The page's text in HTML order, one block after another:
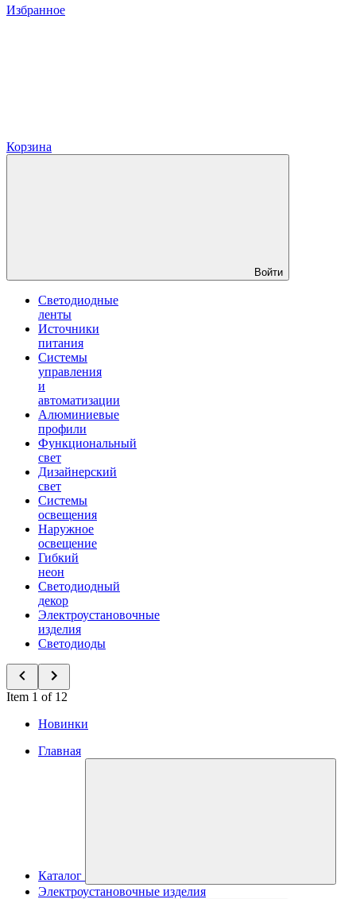
Избранное
Корзина
Войти
Светодиодные
ленты
Источники
питания
Системы
управления
и
автоматизации
Алюминиевые
профили
Функциональный
свет
Дизайнерский
свет
Системы
освещения
Наружное
освещение
Гибкий
неон
Светодиодный
декор
Электроустановочные
изделия
Светодиоды
Item 1 of 12
Новинки
Главная
Каталог
Электроустановочные изделия